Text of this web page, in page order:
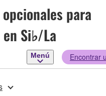
para
Si♭/La
Menú Encontrar